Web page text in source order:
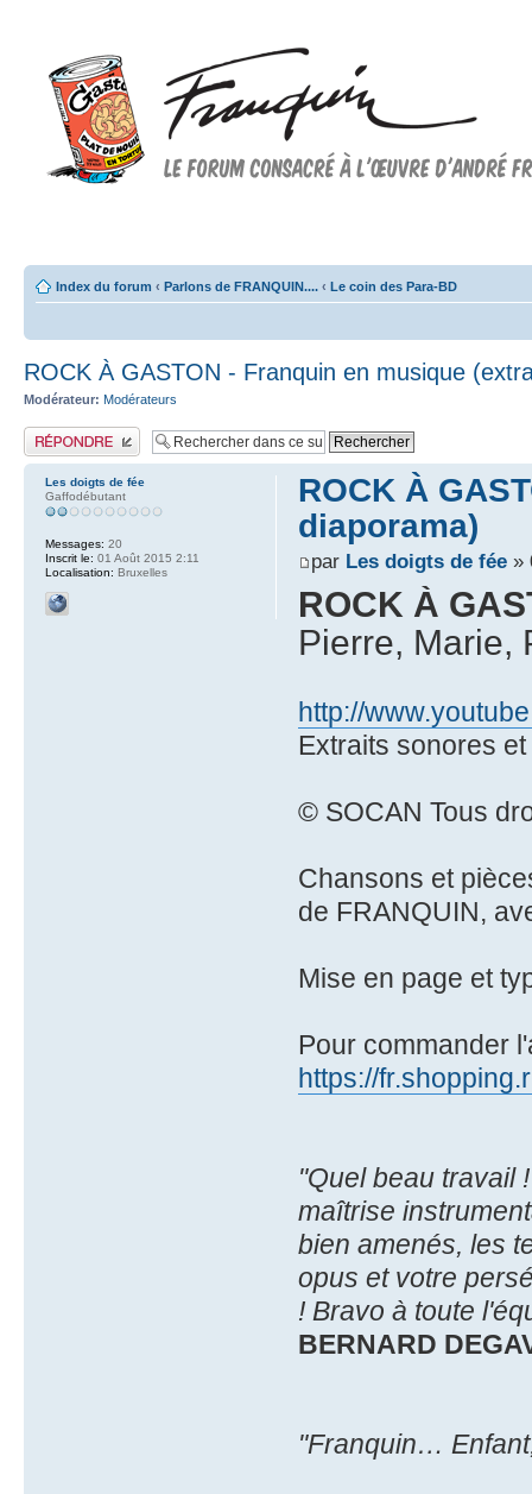
Index du forum ‹ Parlons de FRANQUIN.... ‹ Le coin des Para-BD
ROCK À GASTON - Franquin en musique
Modérateur: Modérateurs
Publier une réponse
ROCK À
diaporama)
par Les doigts de fée»
ROCK À
Pierre, Marie,
http://
Extraits sonores
© SOCAN Tous
Chansons et
de FRANQUIN,
Mise en page et
Pour commander
https://
"Quel beau travail
maîtrise
bien amenés, les
opus et votre
! Bravo à toute
BERNARD
"Franquin…
Les doigts de fée
Gaffodébutant
Messages: 20
Inscrit le: 01 Août 2015 2:11
Localisation: Bruxelles